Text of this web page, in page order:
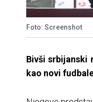
Foto: Screenshot
Bivši srbijanski
kao novi